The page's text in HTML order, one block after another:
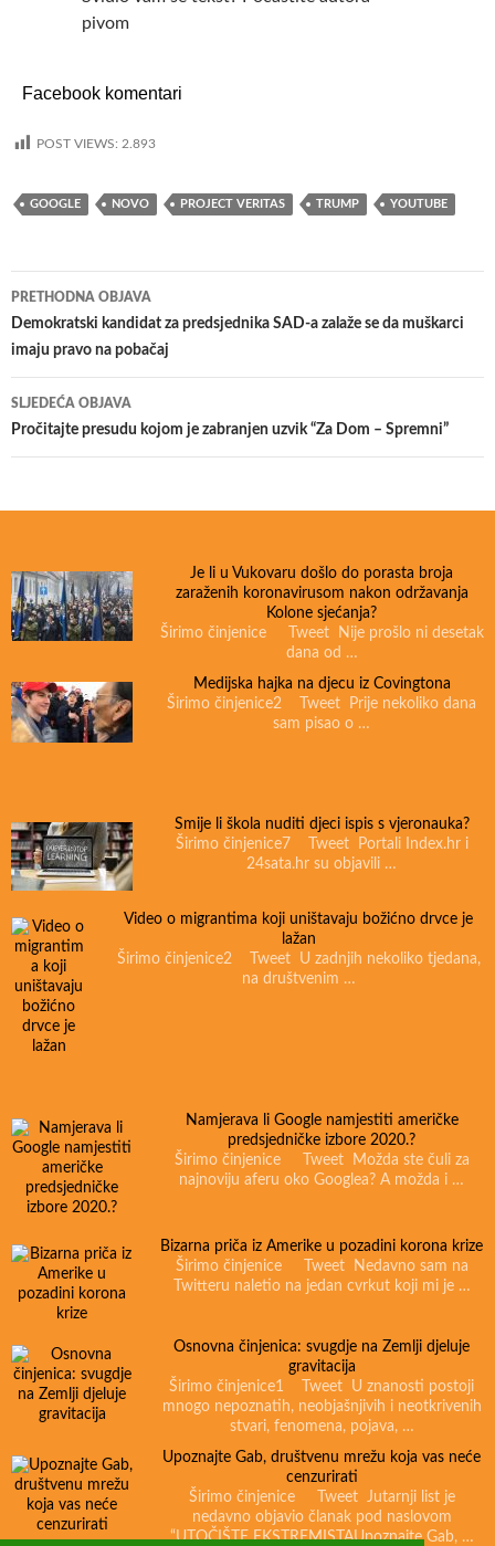
pivom
Facebook komentari
POST VIEWS: 2.893
GOOGLE NOVO PROJECT VERITAS TRUMP YOUTUBE
Navigacija
PRETHODNA OBJAVA
Demokratski kandidat za predsjednika SAD-a zalaže se da muškarci
imaju pravo na pobačaj
SLJEDEĆA OBJAVA
Pročitajte presudu kojom je zabranjen uzvik “Za Dom – Spremni”
Je li u Vukovaru došlo do porasta broja
zaraženih koronavirusom nakon održavanja
Kolone sjećanja?
Širimo činjenice Tweet Nije prošlo ni desetak
dana od …
Medijska hajka na djecu iz Covingtona
Širimo činjenice2 Tweet Prije nekoliko dana
sam pisao o …
Smije li škola nuditi djeci ispis s vjeronauka?
Širimo činjenice7 Tweet Portali Index.hr i
24sata.hr su objavili …
Video o migrantima koji uništavaju božićno drvce je
lažan
Širimo činjenice2 Tweet U zadnjih nekoliko tjedana,
na društvenim …
Namjerava li Google namjestiti američke
predsjedničke izbore 2020.?
Širimo činjenice Tweet Možda ste čuli za
najnoviju aferu oko Googlea? A možda i …
Bizarna priča iz Amerike u pozadini korona krize
Širimo činjenice Tweet Nedavno sam na
Twitteru naletio na jedan cvrkut koji mi je …
Osnovna činjenica: svugdje na Zemlji djeluje
gravitacija
Širimo činjenice1 Tweet U znanosti postoji
mnogo nepoznatih, neobjašnjivih i neotkrivenih
stvari, fenomena, pojava, …
Upoznajte Gab, društvenu mrežu koja vas neće
cenzurirati
Širimo činjenice Tweet Jutarnji list je
nedavno objavio članak pod naslovom
“UTOČIŠTE EKSTREMISTAUpoznajte Gab, …